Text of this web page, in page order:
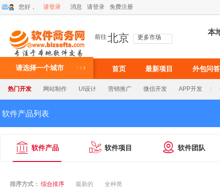
您好， 请登录 消息 请登录 免费注册
前往 北京 更多市场
本
请选择一个城市 首页 最新项目 外包问答
热门开发 网站制作 UI设计 营销推广 微信开发 APP开发
软件产品列表
 软件产品  软件项目  软件团队
排序方式： 综合排序 最新的 全种类